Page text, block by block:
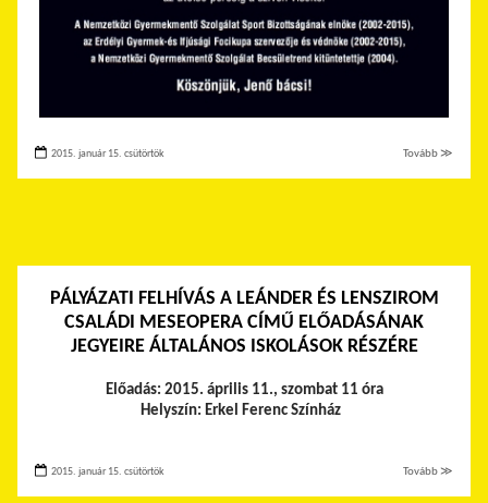
2015. január 15. csütörtök Tovább ≫
PÁLYÁZATI FELHÍVÁS A LEÁNDER ÉS LENSZIROM
CSALÁDI MESEOPERA CÍMŰ ELŐADÁSÁNAK
JEGYEIRE ÁLTALÁNOS ISKOLÁSOK RÉSZÉRE
Előadás: 2015. április 11., szombat 11 óra
Helyszín: Erkel Ferenc Színház
2015. január 15. csütörtök Tovább ≫